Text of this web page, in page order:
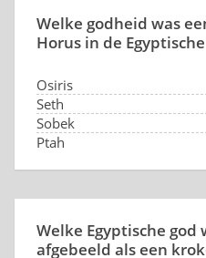
Welke godheid was
Horus in de
Osiris
Seth
Sobek
Ptah
Welke Egyptische god
afgebeeld als een